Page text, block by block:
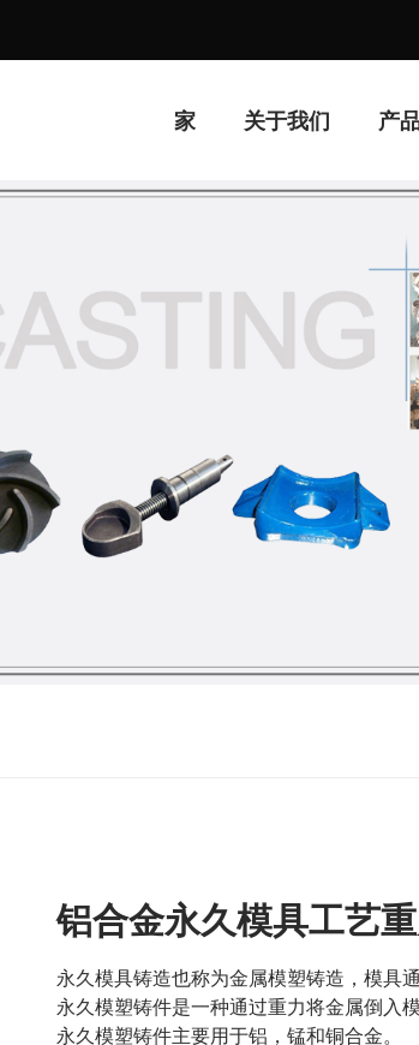
家 关于我们 产
铝合金永久模具工艺
永久模具铸造也称为金属模塑铸造，模具
永久模塑铸件是一种通过重力将金属倒入
永久模塑铸件主要用于铝，锰和铜合金。